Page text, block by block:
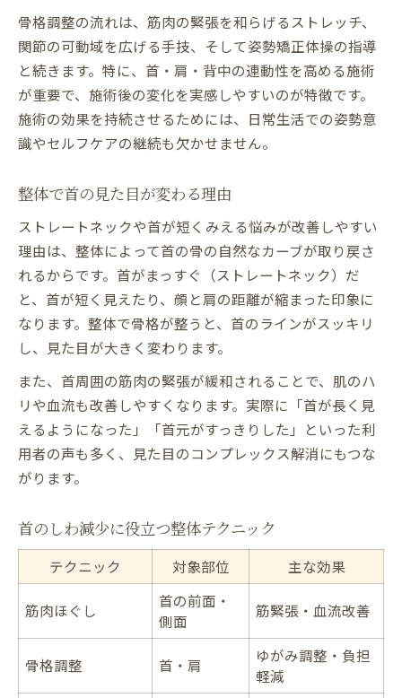
骨格調整の流れは、筋肉の緊張を和らげるストレッチ、
関節の可動域を広げる手技、そして姿勢矯正体操の指導
と続きます。特に、首・肩・背中の連動性を高める施術
が重要で、施術後の変化を実感しやすいのが特徴です。
施術の効果を持続させるためには、日常生活での姿勢意
識やセルフケアの継続も欠かせません。
整体で首の見た目が変わる理由
ストレートネックや首が短くみえる悩みが改善しやすい
理由は、整体によって首の骨の自然なカーブが取り戻さ
れるからです。首がまっすぐ（ストレートネック）だ
と、首が短く見えたり、顔と肩の距離が縮まった印象に
なります。整体で骨格が整うと、首のラインがスッキリ
し、見た目が大きく変わります。
また、首周囲の筋肉の緊張が緩和されることで、肌のハ
リや血流も改善しやすくなります。実際に「首が長く見
えるようになった」「首元がすっきりした」といった利
用者の声も多く、見た目のコンプレックス解消にもつな
がります。
首のしわ減少に役立つ整体テクニック
テクニック 対象部位 主な効果
筋肉ほぐし
首の前面・
側面
筋緊張・血流改善
骨格調整 首・肩
ゆがみ調整・負担
軽減